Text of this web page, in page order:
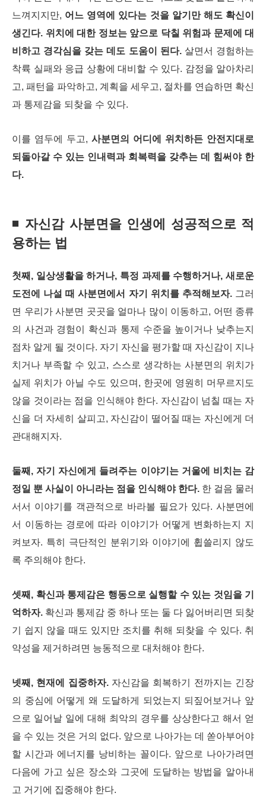
느껴지지만, 어느 영역에 있다는 것을 알기만 해도 확신이
생긴다. 위치에 대한 정보는 앞으로 닥칠 위험과 문제에 대
비하고 경각심을 갖는 데도 도움이 된다.살면서 경험하는
착륙 실패와 응급 상황에 대비할 수 있다. 감정을 알아차리
고, 패턴을 파악하고, 계획을 세우고, 절차를 연습하면 확신
과 통제감을 되찾을 수 있다.
이를 염두에 두고, 사분면의 어디에 위치하든 안전지대로
되돌아갈 수 있는 인내력과 회복력을 갖추는 데 힘써야 한
다.
◾ 자신감 사분면을 인생에 성공적으로 적
용하는 법
첫째, 일상생활을 하거나, 특정 과제를 수행하거나, 새로운
도전에 나설 때 사분면에서 자기 위치를 추적해보자.그러
면 우리가 사분면 곳곳을 얼마나 많이 이동하고, 어떤 종류
의 사건과 경험이 확신과 통제 수준을 높이거나 낮추는지
점차 알게 될 것이다. 자기 자신을 평가할 때 자신감이 지나
치거나 부족할 수 있고, 스스로 생각하는 사분면의 위치가
실제 위치가 아닐 수도 있으며, 한곳에 영원히 머무르지도
않을 것이라는 점을 인식해야 한다. 자신감이 넘칠 때는 자
신을 더 자세히 살피고, 자신감이 떨어질 때는 자신에게 더
관대해지자.
둘째, 자기 자신에게 들려주는 이야기는 거울에 비치는 감
정일 뿐 사실이 아니라는 점을 인식해야 한다. 한 걸음 물러
서서 이야기를 객관적으로 바라볼 필요가 있다. 사분면에
서 이동하는 경로에 따라 이야기가 어떻게 변화하는지 지
켜보자. 특히 극단적인 분위기와 이야기에 휩쓸리지 않도
록 주의해야 한다.
셋째, 확신과 통제감은 행동으로 실행할 수 있는 것임을 기
억하자. 확신과 통제감 중 하나 또는 둘 다 잃어버리면 되찾
기 쉽지 않을 때도 있지만 조치를 취해 되찾을 수 있다. 취
약성을 제거하려면 능동적으로 대처해야 한다.
넷째, 현재에 집중하자.자신감을 회복하기 전까지는 긴장
의 중심에 어떻게 왜 도달하게 되었는지 되짚어보거나 앞
으로 일어날 일에 대해 최악의 경우를 상상한다고 해서 얻
을 수 있는 것은 거의 없다. 앞으로 나아가는 데 쏟아부어야
할 시간과 에너지를 낭비하는 꼴이다. 앞으로 나아가려면
다음에 가고 싶은 장소와 그곳에 도달하는 방법을 알아내
고 거기에 집중해야 한다.